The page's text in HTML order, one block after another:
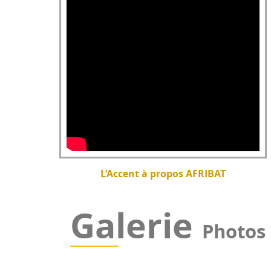
L’Accent à propos AFRIBAT
Galerie Photos